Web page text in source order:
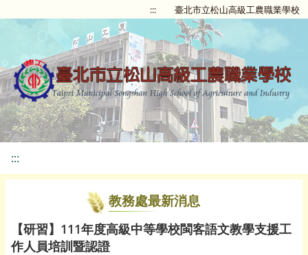
::: 臺北市立松山高級工農職業學校
:::
教務處最新消息
【研習】111年度高級中等學校閩客語文教學支援工
作人員培訓暨認證